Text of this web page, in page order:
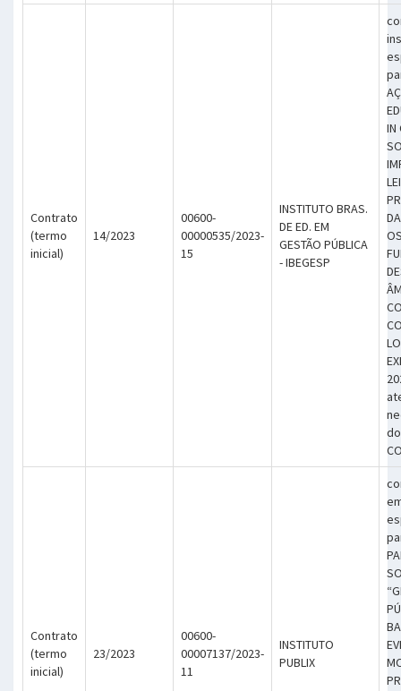
Contrato
(termo
inicial)
14/2023
00600-
00000535/2023-
15
INSTITUTO BRAS.
DE ED. EM
GESTÃO PÚBLICA
- IBEGESP
IN
do
Contrato
(termo
inicial)
23/2023
00600-
00007137/2023-
11
INSTITUTO
PUBLIX